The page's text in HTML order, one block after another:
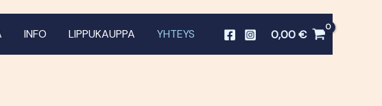
INFO LIPPUKAUPPA YHTEYS 0,00€